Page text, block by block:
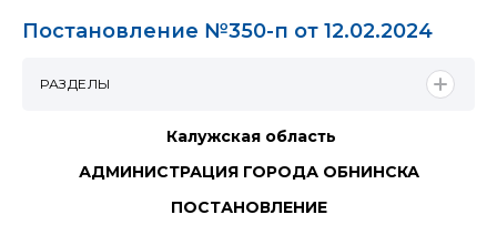
Постановление №350-п от 12.02.2024
Калужская область
АДМИНИСТРАЦИЯ ГОРОДА ОБНИНСКА
ПОСТАНОВЛЕНИЕ
РАЗДЕЛЫ